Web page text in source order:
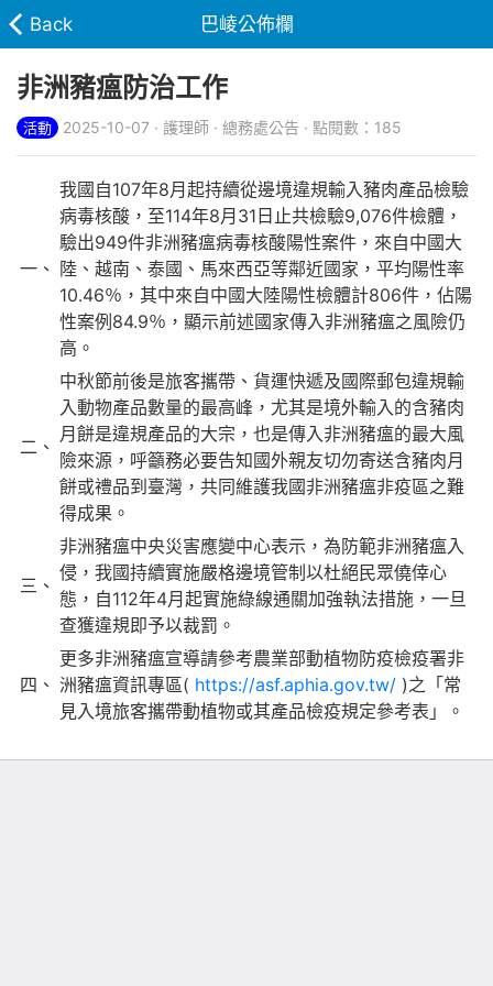
Back 巴崚公佈欄
非洲豬瘟防治工作
活動 2025-10-07 · 護理師 · 總務處公告 · 點閱數：185
一、
我國自107年8月起持續從邊境違規輸入豬肉產品檢驗
病毒核酸，至114年8月31日止共檢驗9,076件檢體，
驗出949件非洲豬瘟病毒核酸陽性案件，來自中國大
陸、越南、泰國、馬來西亞等鄰近國家，平均陽性率
10.46％，其中來自中國大陸陽性檢體計806件，佔陽
性案例84.9％，顯示前述國家傳入非洲豬瘟之風險仍
高。
二、
中秋節前後是旅客攜帶、貨運快遞及國際郵包違規輸
入動物產品數量的最高峰，尤其是境外輸入的含豬肉
月餅是違規產品的大宗，也是傳入非洲豬瘟的最大風
險來源，呼籲務必要告知國外親友切勿寄送含豬肉月
餅或禮品到臺灣，共同維護我國非洲豬瘟非疫區之難
得成果。
三、
非洲豬瘟中央災害應變中心表示，為防範非洲豬瘟入
侵，我國持續實施嚴格邊境管制以杜絕民眾僥倖心
態，自112年4月起實施綠線通關加強執法措施，一旦
查獲違規即予以裁罰。
四、
更多非洲豬瘟宣導請參考農業部動植物防疫檢疫署非
洲豬瘟資訊專區( https://asf.aphia.gov.tw/ )之「常
見入境旅客攜帶動植物或其產品檢疫規定參考表」。